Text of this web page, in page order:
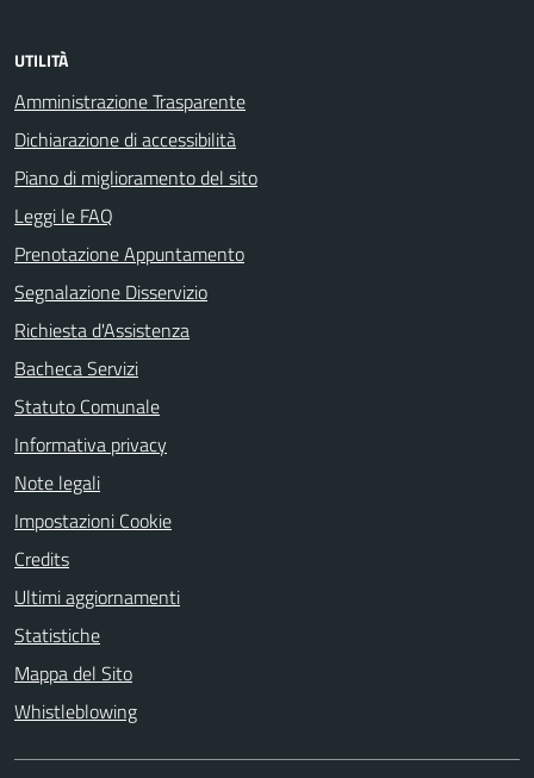
UTILITÀ
Amministrazione Trasparente
Dichiarazione di accessibilità
Piano di miglioramento del sito
Leggi le FAQ
Prenotazione Appuntamento
Segnalazione Disservizio
Richiesta d'Assistenza
Bacheca Servizi
Statuto Comunale
Informativa privacy
Note legali
Impostazioni Cookie
Credits
Ultimi aggiornamenti
Statistiche
Mappa del Sito
Whistleblowing